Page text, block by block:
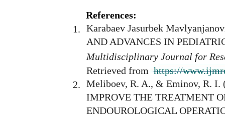
References:
1. Karabaev Jasurbek
AND ADVANCES IN
Multidisciplinary Journal for
Retrieved from https://
2. Meliboev, R. A., & Eminov, R. I.
IMPROVE THE TREATMENT
ENDOUROLOGICAL